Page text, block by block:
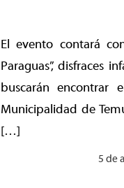
El evento contará
Paraguas”, disfraces
buscarán
Municipalidad de
[…]
5 de